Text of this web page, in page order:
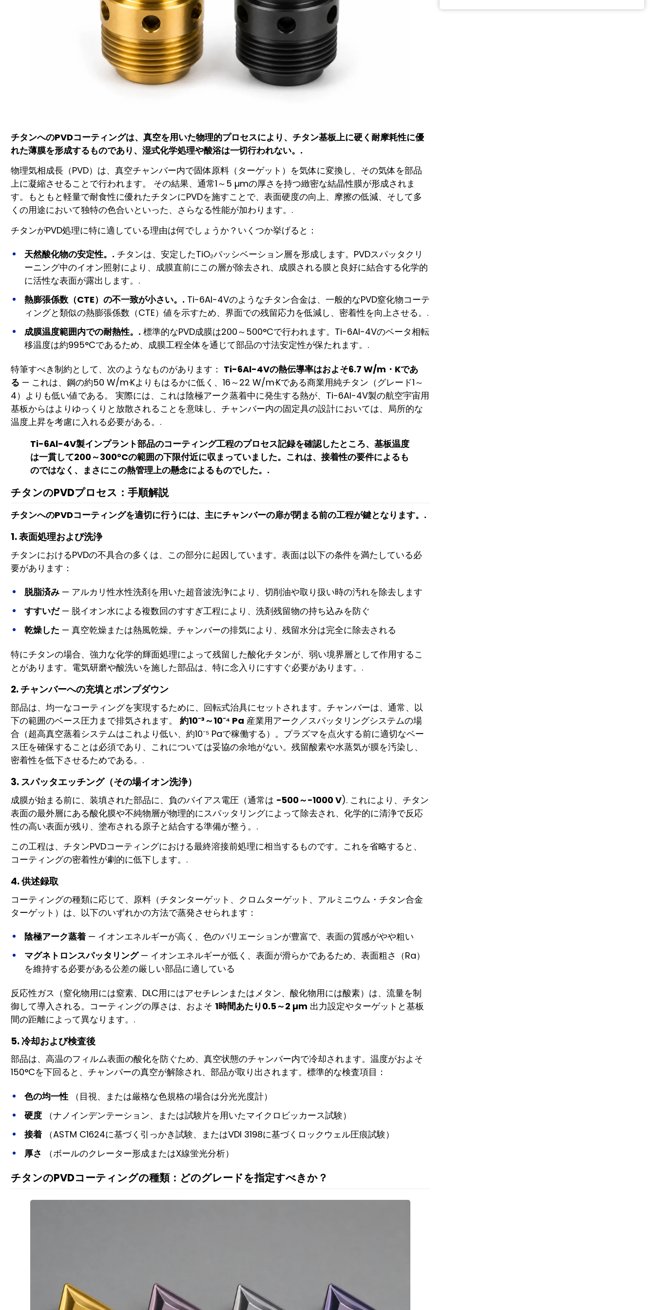
チタンへのPVDコーティングは、真空を用いた物理的プロセスにより、チタン基板上に硬く耐摩耗性に優
れた薄膜を形成するものであり、湿式化学処理や酸浴は一切行われない。.
物理気相成長（PVD）は、真空チャンバー内で固体原料（ターゲット）を気体に変換し、その気体を部品
上に凝縮させることで行われます。 その結果、通常1～5 µmの厚さを持つ緻密な結晶性膜が形成されま
す。もともと軽量で耐食性に優れたチタンにPVDを施すことで、表面硬度の向上、摩擦の低減、そして多
くの用途において独特の色合いといった、さらなる性能が加わります。.
チタンがPVD処理に特に適している理由は何でしょうか？いくつか挙げると：
天然酸化物の安定性。. チタンは、安定したTiO₂パッシベーション層を形成します。PVDスパッタクリ
ーニング中のイオン照射により、成膜直前にこの層が除去され、成膜される膜と良好に結合する化学的
に活性な表面が露出します。.
熱膨張係数（CTE）の不一致が小さい。. Ti-6Al-4Vのようなチタン合金は、一般的なPVD窒化物コーテ
ィングと類似の熱膨張係数（CTE）値を示すため、界面での残留応力を低減し、密着性を向上させる。.
成膜温度範囲内での耐熱性。. 標準的なPVD成膜は200～500°Cで行われます。Ti-6Al-4Vのベータ相転
移温度は約995°Cであるため、成膜工程全体を通じて部品の寸法安定性が保たれます。.
特筆すべき制約として、次のようなものがあります： Ti-6Al-4Vの熱伝導率はおよそ6.7 W/m・Kであ
る — これは、鋼の約50 W/m·Kよりもはるかに低く、16～22 W/m·Kである商業用純チタン（グレード1～
4）よりも低い値である。 実際には、これは陰極アーク蒸着中に発生する熱が、Ti-6Al-4V製の航空宇宙用
基板からはよりゆっくりと放散されることを意味し、チャンバー内の固定具の設計においては、局所的な
温度上昇を考慮に入れる必要がある。.
Ti-6Al-4V製インプラント部品のコーティング工程のプロセス記録を確認したところ、基板温度
は一貫して200～300°Cの範囲の下限付近に収まっていました。これは、接着性の要件によるも
のではなく、まさにこの熱管理上の懸念によるものでした。.
チタンのPVDプロセス：手順解説
チタンへのPVDコーティングを適切に行うには、主にチャンバーの扉が閉まる前の工程が鍵となります。.
1. 表面処理および洗浄
チタンにおけるPVDの不具合の多くは、この部分に起因しています。表面は以下の条件を満たしている必
要があります：
脱脂済み — アルカリ性水性洗剤を用いた超音波洗浄により、切削油や取り扱い時の汚れを除去します
すすいだ— 脱イオン水による複数回のすすぎ工程により、洗剤残留物の持ち込みを防ぐ
乾燥した — 真空乾燥または熱風乾燥。チャンバーの排気により、残留水分は完全に除去される
特にチタンの場合、強力な化学的輝面処理によって残留した酸化チタンが、弱い境界層として作用するこ
とがあります。電気研磨や酸洗いを施した部品は、特に念入りにすすぐ必要があります。.
2. チャンバーへの充填とポンプダウン
部品は、均一なコーティングを実現するために、回転式治具にセットされます。チャンバーは、通常、以
下の範囲のベース圧力まで排気されます。 約10⁻³～10⁻⁴ Pa 産業用アーク／スパッタリングシステムの場
合（超高真空蒸着システムはこれより低い、約10⁻⁵ Paで稼働する）。プラズマを点火する前に適切なベー
ス圧を確保することは必須であり、これについては妥協の余地がない。残留酸素や水蒸気が膜を汚染し、
密着性を低下させるためである。.
3. スパッタエッチング（その場イオン洗浄）
成膜が始まる前に、装填された部品に、負のバイアス電圧（通常は −500～−1000 V). これにより、チタン
表面の最外層にある酸化膜や不純物層が物理的にスパッタリングによって除去され、化学的に清浄で反応
性の高い表面が残り、塗布される原子と結合する準備が整う。.
この工程は、チタンPVDコーティングにおける最終溶接前処理に相当するものです。これを省略すると、
コーティングの密着性が劇的に低下します。.
4. 供述録取
コーティングの種類に応じて、原料（チタンターゲット、クロムターゲット、アルミニウム・チタン合金
ターゲット）は、以下のいずれかの方法で蒸発させられます：
陰極アーク蒸着 — イオンエネルギーが高く、色のバリエーションが豊富で、表面の質感がやや粗い
マグネトロンスパッタリング— イオンエネルギーが低く、表面が滑らかであるため、表面粗さ（Ra）
を維持する必要がある公差の厳しい部品に適している
反応性ガス（窒化物用には窒素、DLC用にはアセチレンまたはメタン、酸化物用には酸素）は、流量を制
御して導入される。コーティングの厚さは、およそ 1時間あたり0.5～2 µm 出力設定やターゲットと基板
間の距離によって異なります。.
5. 冷却および検査後
部品は、高温のフィルム表面の酸化を防ぐため、真空状態のチャンバー内で冷却されます。温度がおよそ
150°Cを下回ると、チャンバーの真空が解除され、部品が取り出されます。標準的な検査項目：
色の均一性 （目視、または厳格な色規格の場合は分光光度計）
硬度 （ナノインデンテーション、または試験片を用いたマイクロビッカース試験）
接着 （ASTM C1624に基づく引っかき試験、またはVDI 3198に基づくロックウェル圧痕試験）
厚さ
（ボールのクレーター形成またはX線蛍光分析）
チタンのPVDコーティングの種類：どのグレードを指定すべきか？